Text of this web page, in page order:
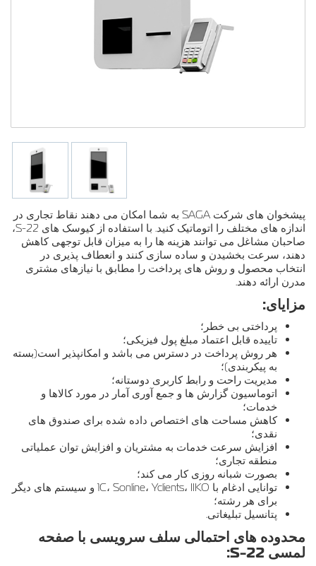
پیشخوان های شرکت SAGA به شما امکان می دهند نقاط تجاری در
اندازه های مختلف را اتوماتیک کنید. با استفاده از کیوسک های S-22،
صاحبان مشاغل می توانند هزینه ها را به میزان قابل توجهی کاهش
دهند، سرعت بخشیدن و ساده سازی کنند و انعطاف پذیری در
انتخاب محصول و روش های پرداخت را مطابق با نیازهای مشتری
مدرن ارائه دهند.
مزایای:
پرداختی بی خطر؛
تاییده قابل اعتماد مبلغ پول فیزیکی؛
هر روش پرداخت در دسترس می باشد و امکانپذیر است(بسته
به پیکربندی)؛
مدیریت راحت و رابط کاربری دوستانه؛
اتوماسیون گزارش ها و جمع آوری آمار در مورد کالاها و
خدمات؛
کاهش مساحت های اختصاص داده شده برای صندوق های
نقدی؛
افزایش سرعت خدمات به مشتریان و افزایش توان عملیاتی
منطقه تجاری؛
بصورت شبانه روزی کار می کند؛
توانایی ادغام با 1C، Sonline، Yclients، IIKO و سیستم های دیگر
برای هر رشته؛
پتانسیل تبلیغاتی.
محدوده های احتمالی سلف سرویسی با صفحه
لمسی S-22: